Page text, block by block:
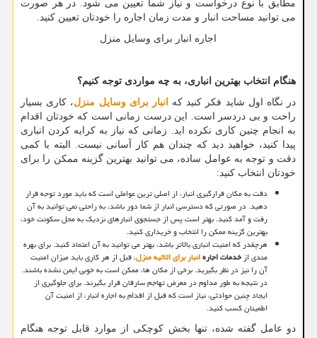
مطابق با نوع درخواست و نیاز شما تعیین می شود. در هر صورت
می توانید مساحت انبار و مدت زمان اجاره را خودتان تعیین کنید.
اجاره انبار برای وسایل منزل
هنگام انتخاب بهترین انباری، به چه مواردی توجه کنیم؟
در نگاه اول شاید فکر کنید که
انبار برای وسایل منزل، کاری بسیار
راحت و بی دردسر است. این درست زمانی است که خودتان اقدام
به انجام چنین کاری نکرده اید. زمانی که نیاز به کرایه کردن انباری
پیدا کنید، خواهید دید که چندان هم کار آسانی نیست. البته با کمی
دقت و توجه به عوامل ساده، می توانید بهترین گزینه ممکن را برای
خودتان انتخاب کنید:
دقت به مکان قرارگیری انبار، از اصلی ترین عواملی است که باید مورد توجه قرار
دهید. در صورتی که دسترسی انبار از شما دور باشد، به راحتی نمی توانید به آن
رفت و آمد کنید. بهتر است پس از جستجوی انبارهای نزدیک به محل سکونت خود،
بهترین گزینه ممکن را انتخاب و خریداری کنید.
هرچقدر که امنیت انباری بالاتر باشد، بهتر می توانید به آن اعتماد کنید. برای بهره
مندی از خدمات اجارهانبار برای اثاثیه منزل، قبل از هر کاری باید میزان امنیت
آن را نیز در نظر بگیرید. برخی از مکان ها، ممکن است به خوبی ایمن نشده باشند.
در نتیجه به طور مداوم در معرض تهاجم سارقان قرار بگیرند. برای جلوگیری از
ایجاد چنین حوادثی، نیاز است که قبل از اقدام به اجاره انبار، از امنیت آن
اطمینان کسب کنید.
دو عامل گفته شده، تنها بخش کوچکی از موارد قابل توجه هنگام